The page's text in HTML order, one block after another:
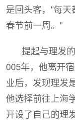
是回头客，"每
春节前一周。"
提起与理发
005年，他离开
业后，发现理发
他选择前往上海
开设了自己的理